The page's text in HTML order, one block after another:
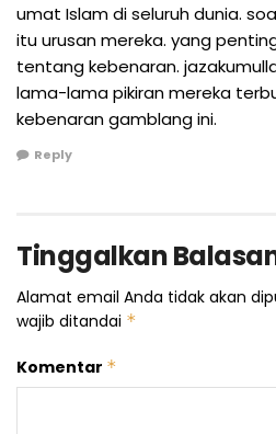
umat Islam di seluruh dunia.
itu urusan mereka. yang
tentang kebenaran.
lama-lama pikiran mereka
kebenaran gamblang ini.
Reply
Tinggalkan
Alamat email Anda tidak akan
wajib ditandai *
Komentar *